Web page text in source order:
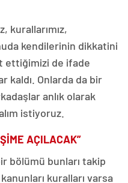
kurallarımız,
kendilerinin dikkatini
ettiğimizi de ifade
kaldı. Onlarda da bir
anlık olarak
istiyoruz.
AÇILACAK”
bölümü bunları takip
kuralları varsa